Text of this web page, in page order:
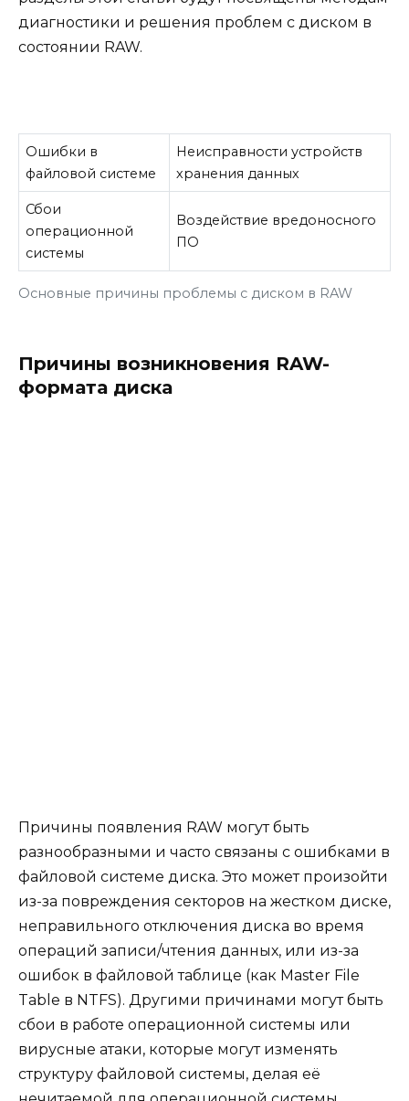
диагностики и решения проблем с диском в
состоянии RAW.
Основные причины проблемы с диском в RAW
Ошибки в
файловой системе
Неисправности устройств
хранения данных
Сбои
операционной
системы
Воздействие вредоносного
ПО
Причины возникновения RAW-
формата диска
Причины появления RAW могут быть
разнообразными и часто связаны с ошибками в
файловой системе диска. Это может произойти
из-за повреждения секторов на жестком диске,
неправильного отключения диска во время
операций записи/чтения данных, или из-за
ошибок в файловой таблице (как Master File
Table в NTFS). Другими причинами могут быть
сбои в работе операционной системы или
вирусные атаки, которые могут изменять
структуру файловой системы, делая её